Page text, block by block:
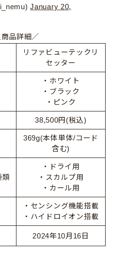
January 20,
商品詳細／
リファビューテックリ
セッター
・ホワイト
・ブラック
・ピンク
38,500円(税込)
369g(本体単体/コード
含む)
類
・ドライ用
・スカルプ用
・カール用
・センシング機能搭載
・ハイドロイオン搭載
2024年10月16日